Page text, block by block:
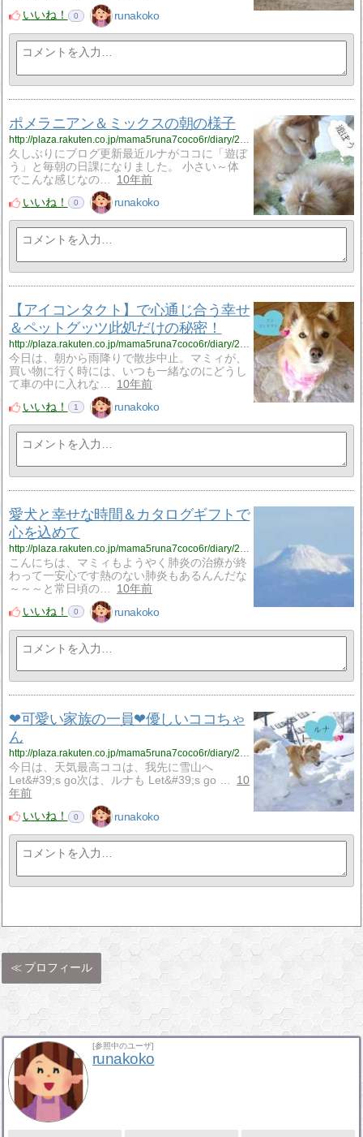
いいね！
0 runakoko
ポメラニアン＆ミックスの朝の様子
久しぶりにブログ更新最近ルナがココに「遊ぼ
う」と毎朝の日課になりました。 小さい～体
でこんな感じなの…
10年前
いいね！
0 runakoko
【アイコンタクト】で心通じ合う幸せ
＆ペットグッツ此処だけの秘密！
今日は、朝から雨降りで散歩中止。マミィが、
買い物に行く時には、いつも一緒なのにどうし
て車の中に入れな…
10年前
いいね！
1 runakoko
愛犬と幸せな時間＆カタログギフトで
心を込めて
http://plaza.rakuten.co.jp/mama5runa7coco6r/diary/201603150000/
こんにちは、マミィもようやく肺炎の治療が終
わって一安心です熱のない肺炎もあるんんだな
～～～と常日頃の…
10年前
いいね！
0 runakoko
❤可愛い家族の一員❤優しいココちゃ
ん
http://plaza.rakuten.co.jp/mama5runa7coco6r/diary/201603120001/
今日は、天気最高ココは、我先に雪山へ
Let&#39;s go次は、ルナも Let&#39;s go …
10
年前
いいね！
0 runakoko
プロフィール
[参照中のユーザ]
runakoko